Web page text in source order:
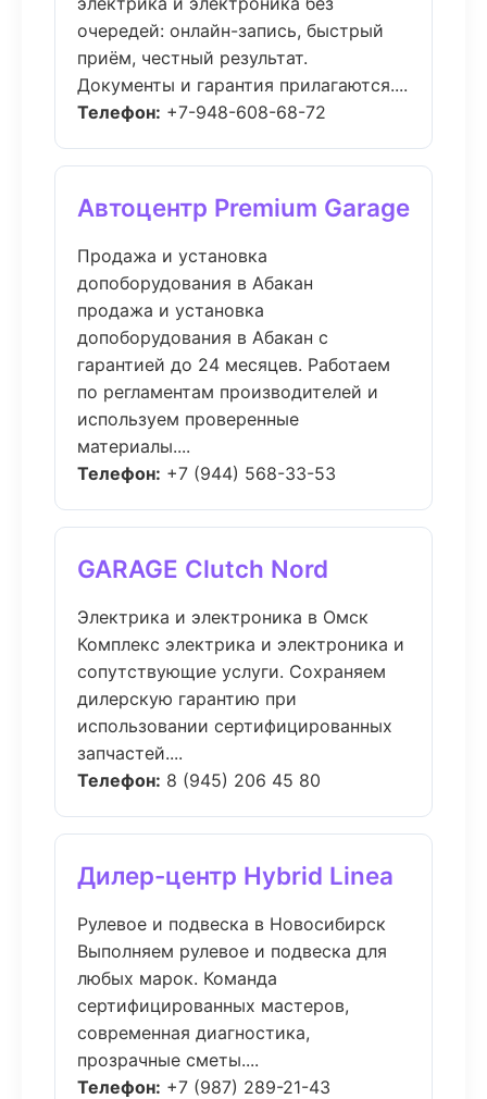
очередей: онлайн-запись, быстрый
приём, честный результат.
Документы и гарантия прилагаются....
Телефон: +7-948-608-68-72
Автоцентр Premium Garage
Продажа и установка
допоборудования в Абакан
продажа и установка
допоборудования в Абакан с
гарантией до 24 месяцев. Работаем
по регламентам производителей и
используем проверенные
материалы....
Телефон: +7 (944) 568-33-53
GARAGE Clutch Nord
Электрика и электроника в Омск
Комплекс электрика и электроника и
сопутствующие услуги. Сохраняем
дилерскую гарантию при
использовании сертифицированных
запчастей....
Телефон: 8 (945) 206 45 80
Дилер-центр Hybrid Linea
Рулевое и подвеска в Новосибирск
Выполняем рулевое и подвеска для
любых марок. Команда
сертифицированных мастеров,
современная диагностика,
прозрачные сметы....
Телефон: +7 (987) 289-21-43